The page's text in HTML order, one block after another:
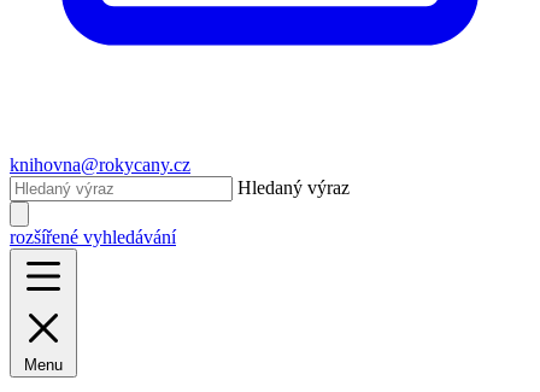
knihovna@rokycany.cz
Hledaný výraz
rozšířené vyhledávání
Menu